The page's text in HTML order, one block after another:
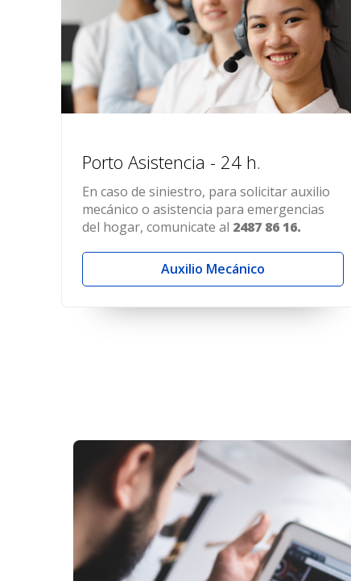
Porto Asistencia - 24 h.
En caso de siniestro, para solicitar auxilio
mecánico o asistencia para emergencias
del hogar, comunicate al 2487 86 16.
Auxilio Mecánico